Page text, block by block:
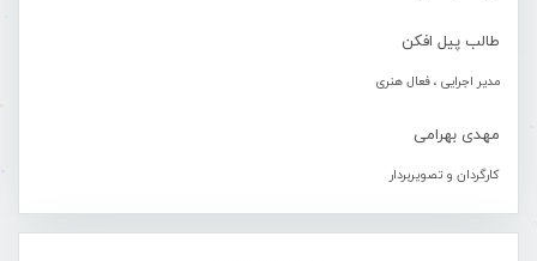
طالب پیل افکن
مدیر اجرایی ، فعال هنری
مهدی بهرامی
کارگردان و تصویربردار